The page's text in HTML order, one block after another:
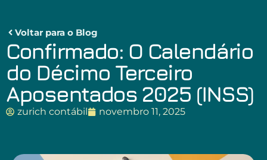
Voltar para o Blog
Confirmado: O Calendário
do Décimo Terceiro
Aposentados 2025 (INSS)
zurich contábil novembro 11, 2025